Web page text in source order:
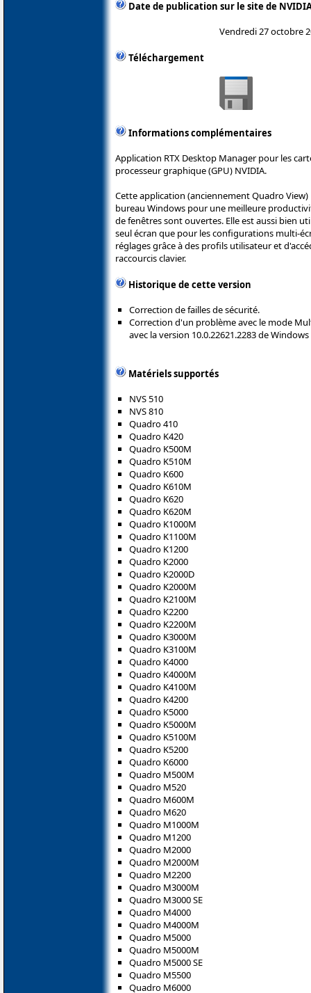
Date de publication sur le site de
Vendredi 27 octobre
Téléchargement
Informations complémentaires
Application RTX Desktop Manager pour les
processeur graphique (GPU) NVIDIA.
Cette application (anciennement Quadro
bureau Windows pour une meilleure
de fenêtres sont ouvertes. Elle est aussi bien
seul écran que pour les configurations multi-
réglages grâce à des profils utilisateur et
raccourcis clavier.
Historique de cette version
Correction de failles de sécurité.
Correction d'un problème avec le mode
avec la version 10.0.22621.2283 de Windows
Matériels supportés
NVS 510
NVS 810
Quadro 410
Quadro K420
Quadro K500M
Quadro K510M
Quadro K600
Quadro K610M
Quadro K620
Quadro K620M
Quadro K1000M
Quadro K1100M
Quadro K1200
Quadro K2000
Quadro K2000D
Quadro K2000M
Quadro K2100M
Quadro K2200
Quadro K2200M
Quadro K3000M
Quadro K3100M
Quadro K4000
Quadro K4000M
Quadro K4100M
Quadro K4200
Quadro K5000
Quadro K5000M
Quadro K5100M
Quadro K5200
Quadro K6000
Quadro M500M
Quadro M520
Quadro M600M
Quadro M620
Quadro M1000M
Quadro M1200
Quadro M2000
Quadro M2000M
Quadro M2200
Quadro M3000M
Quadro M3000 SE
Quadro M4000
Quadro M4000M
Quadro M5000
Quadro M5000M
Quadro M5000 SE
Quadro M5500
Quadro M6000